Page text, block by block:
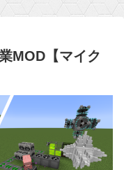
MOD【マイク